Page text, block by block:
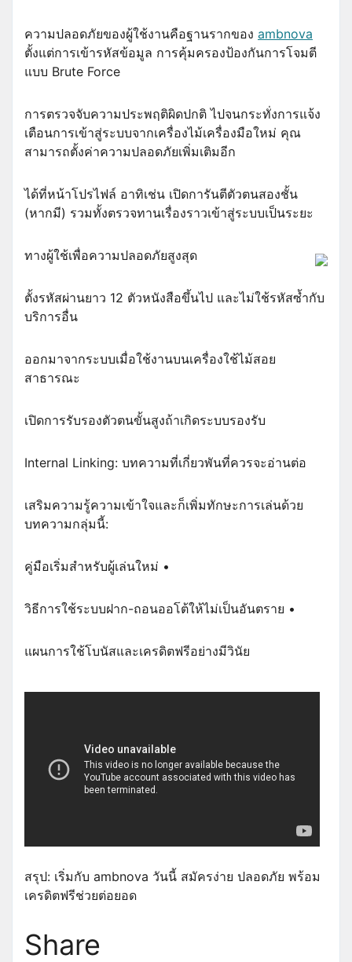
ความปลอดภัยของผู้ใช้งานคือฐานรากของ ambnova
ตั้งแต่การเข้ารหัสข้อมูล การคุ้มครองป้องกันการโจมตี
แบบ Brute Force
การตรวจจับความประพฤติผิดปกติ ไปจนกระทั่งการแจ้ง
เตือนการเข้าสู่ระบบจากเครื่องไม้เครื่องมือใหม่ คุณ
สามารถตั้งค่าความปลอดภัยเพิ่มเติมอีก
ได้ที่หน้าโปรไฟล์ อาทิเช่น เปิดการันตีตัวตนสองชั้น
(หากมี) รวมทั้งตรวจทานเรื่องราวเข้าสู่ระบบเป็นระยะ
ทางผู้ใช้เพื่อความปลอดภัยสูงสุด
ตั้งรหัสผ่านยาว 12 ตัวหนังสือขึ้นไป และไม่ใช้รหัสซ้ำกับ
บริการอื่น
ออกมาจากระบบเมื่อใช้งานบนเครื่องใช้ไม้สอย
สาธารณะ
เปิดการรับรองตัวตนขั้นสูงถ้าเกิดระบบรองรับ
Internal Linking: บทความที่เกี่ยวพันที่ควรจะอ่านต่อ
เสริมความรู้ความเข้าใจและก็เพิ่มทักษะการเล่นด้วย
บทความกลุ่มนี้:
คู่มือเริ่มสำหรับผู้เล่นใหม่ •
วิธีการใช้ระบบฝาก-ถอนออโต้ให้ไม่เป็นอันตราย •
แผนการใช้โบนัสและเครดิตฟรีอย่างมีวินัย
สรุป: เริ่มกับ ambnova วันนี้ สมัครง่าย ปลอดภัย พร้อม
เครดิตฟรีช่วยต่อยอด
Share